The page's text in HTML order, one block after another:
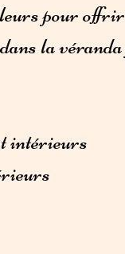
pour
la
intérieurs